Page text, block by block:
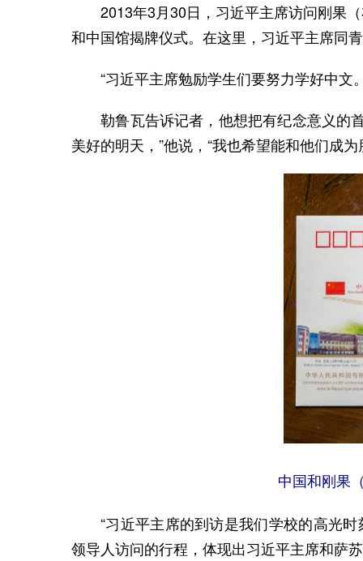
2013年3月30日，习近平主席访问刚果（
和中国馆揭牌仪式。在这里，习近平主席同
“习近平主席勉励学生们要努力学好中文
勒鲁瓦告诉记者，他想把有纪念意义的首
美好的明天，”他说，“我也希望能和他们成
中国和刚果
“习近平主席的到访是我们学校的高光时
领导人访问的行程，体现出习近平主席和萨